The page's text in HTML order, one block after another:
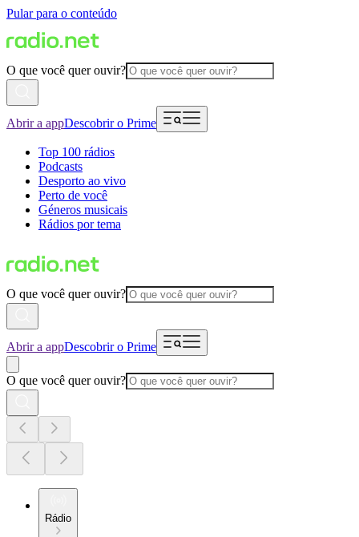
Pular para o conteúdo
O que você quer ouvir?
Abrir a appDescobrir o Prime
Top 100 rádios
Podcasts
Desporto ao vivo
Perto de você
Géneros musicais
Rádios por tema
O que você quer ouvir?
Abrir a appDescobrir o Prime
O que você quer ouvir?
Rádio